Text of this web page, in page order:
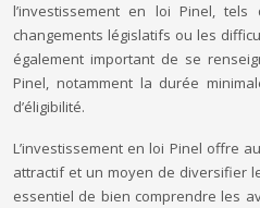
l’investissement en loi Pinel,
changements législatifs ou les
également important de se
Pinel, notamment la durée
d’éligibilité.
L’investissement en loi Pinel offre
attractif et un moyen de diversifier
essentiel de bien comprendre les